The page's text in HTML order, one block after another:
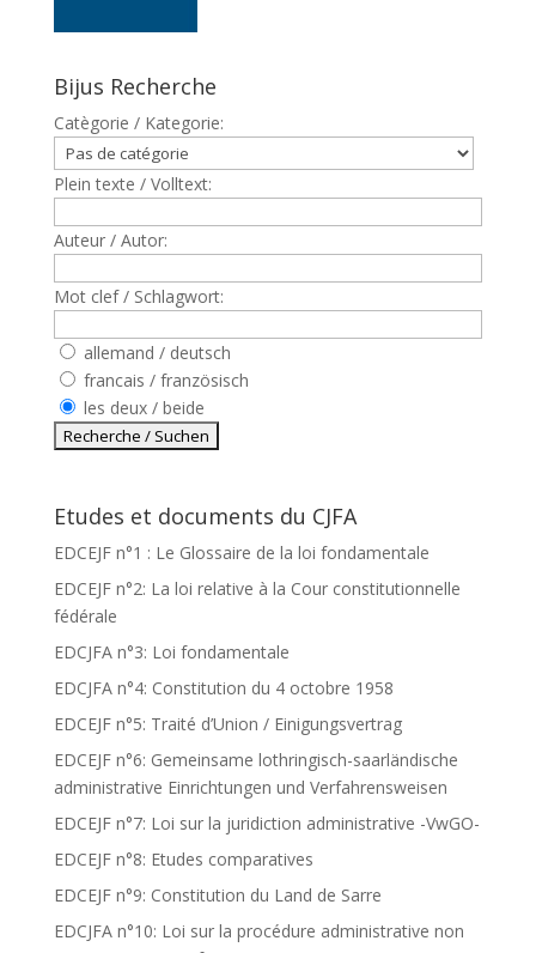
Bijus Recherche
Catègorie / Kategorie:
Plein texte / Volltext:
Auteur / Autor:
Mot clef / Schlagwort:
allemand / deutsch
francais / französisch
les deux / beide
Etudes et documents du CJFA
EDCEJF n°1 : Le Glossaire de la loi fondamentale
EDCEJF n°2: La loi relative à la Cour constitutionnelle
fédérale
EDCJFA n°3: Loi fondamentale
EDCJFA n°4: Constitution du 4 octobre 1958
EDCEJF n°5: Traité d’Union / Einigungsvertrag
EDCEJF n°6: Gemeinsame lothringisch-saarländische
administrative Einrichtungen und Verfahrensweisen
EDCEJF n°7: Loi sur la juridiction administrative -VwGO-
EDCEJF n°8: Etudes comparatives
EDCEJF n°9: Constitution du Land de Sarre
EDCJFA n°10: Loi sur la procédure administrative non